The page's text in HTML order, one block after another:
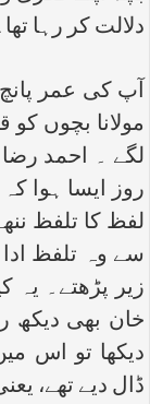
دلالت کر رہا
آپ کی عمر
مولانا بچوں
لگے ۔ احمد
روز ایسا ہوا
لفظ کا تلفظ
سے وہ تلفظ ادا
زیر پڑھتے۔ یہ
خان بھی دیکھ
دیکھا تو اس
ڈال دیے تھے،